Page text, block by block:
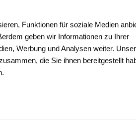
Funktionen für soziale Medien
geben wir Informationen zu Ihrer
Werbung und Analysen weiter.
die Sie ihnen bereitgestellt
à
E-